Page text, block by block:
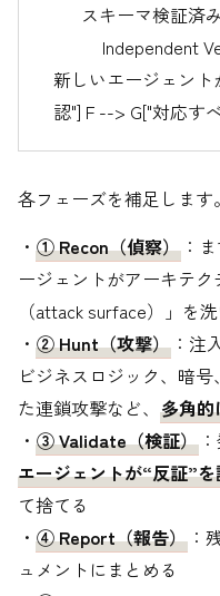
スキーマ検証済
Independent
新しいエージェン
認"] F --> G["対応す
各フェーズを補足します。
・ ① Recon（偵察） ：
ージェントがアーキテ
（attack surface）」を
・ ② Hunt（攻撃） ：注
ビジネスロジック、暗
た連鎖攻撃など、 多角的
・ ③ Validate（検証）
エージェントが“反証”
て捨てる
・ ④ Report（報告） ：
ュメントにまとめる